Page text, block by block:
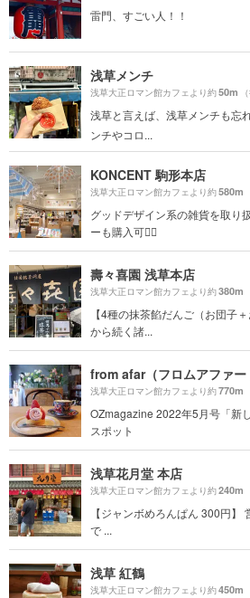
雷門、すごい人！！
浅草メンチ
浅草大正ロマン館カフェより約50m
浅草と言えば、浅草メンチも忘
ンチやコロ...
KONCENT 駒形本店
浅草大正ロマン館カフェより約580m
グッドデザイン系の雑貨を取り
ーも購入可🙆‍♀️
壽々喜園 浅草本店
浅草大正ロマン館カフェより約380m
【4種の抹茶餡だんご（お団子
から続く諸...
from afar（フロムアファー
浅草大正ロマン館カフェより約770m
OZmagazine 2022年5月号「新
スポット
浅草花月堂 本店
浅草大正ロマン館カフェより約240m
【ジャンボめろんぱん 300円】
で ...
浅草 紅鶴
浅草大正ロマン館カフェより約450m